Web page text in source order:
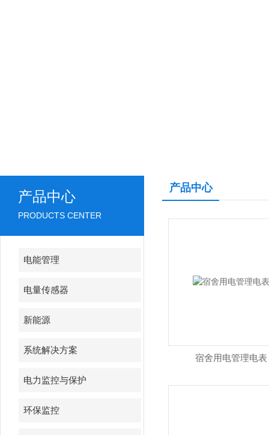
产品中心
PRODUCTS CENTER
电能管理
电量传感器
新能源
系统解决方案
电力监控与保护
环保监控
产品中心
宿舍用电管理电表